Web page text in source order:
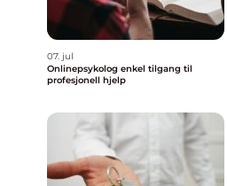
07. jul
Onlinepsykolog enkel tilgang til
profesjonell hjelp